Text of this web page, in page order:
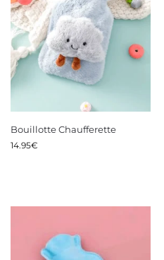
Bouillotte Chaufferette
14.95€